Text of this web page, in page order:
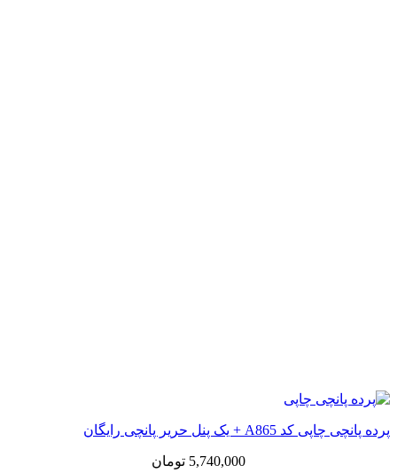
پرده پانچی چاپی کد A865 + یک پنل حریر پانچی رایگان
5,740,000 تومان